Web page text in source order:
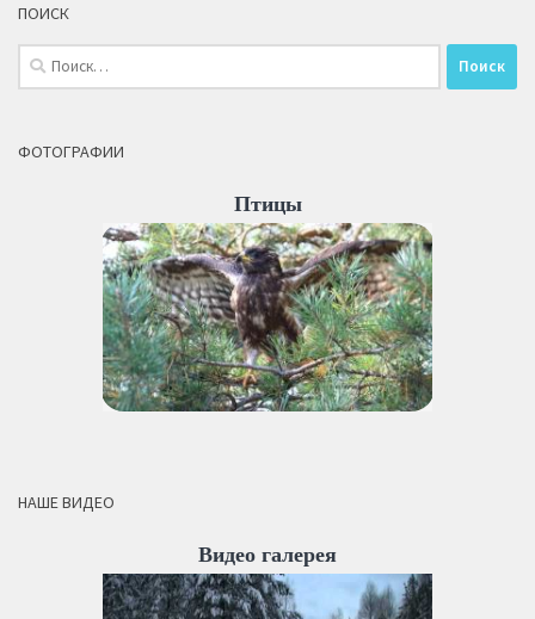
ПОИСК
Найти:
ФОТОГРАФИИ
Птицы
НАШЕ ВИДЕО
Видео галерея